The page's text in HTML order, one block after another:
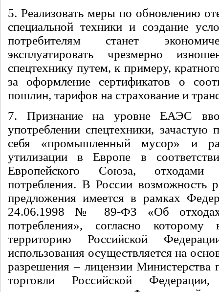
5. Реализовать меры по обновлению
специальной техники и создание
потребителям станет
эксплуатировать чрезмерно
спецтехнику путем, к примеру,
за оформление сертификатов о
пошлин, тарифов на страхование и
7. Признание на уровне ЕАЭС
употреблении спецтехники, зачастую
себя «промышленный мусор» и
утилизации в Европе в
Европейского Союза, отходами
потребления. В России возможность
предложения имеется в рамках
24.06.1998 № 89-ФЗ «Об отходах
потребления», согласно
территорию Российской
использования осуществляется на
разрешения – лицензии
торговли Российской